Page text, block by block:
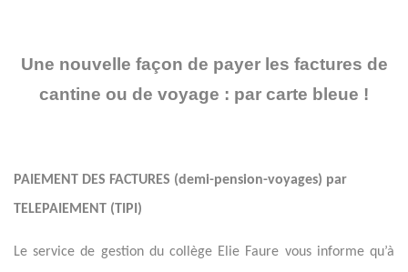
Une nouvelle façon de payer les factures de
cantine ou de voyage : par carte bleue !
PAIEMENT DES FACTURES (demi-pension-voyages) par
TELEPAIEMENT (TIPI)
Le service de gestion du collège Elie Faure vous informe qu’à